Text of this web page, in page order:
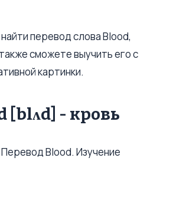
перевод слова Blood,
сможете выучить его с
картинки.
[blʌd] - кровь